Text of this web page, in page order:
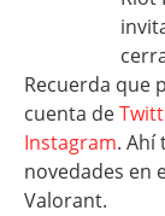
Recuerda que
cuenta de
Instagram. Ahí
novedades en
Valorant.